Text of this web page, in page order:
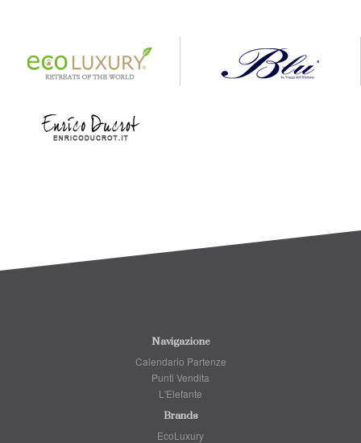
Navigazione
Calendario Partenze
Punti Vendita
L'Elefante
Brands
EcoLuxury